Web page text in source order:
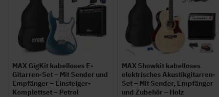
MAX GigKit kabelloses E-
Gitarren-Set – Mit Sender und
Empfänger – Einsteiger-
Komplettset – Petrol
MAX Showkit kabelloses
elektrisches Akustikgitarren-
Set – Mit Sender, Empfänger
und Zubehör – Holz